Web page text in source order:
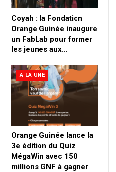
Coyah : la Fondation
Orange Guinée inaugure
un FabLab pour former
les jeunes aux…
A LA UNE
Orange Guinée lance la
3e édition du Quiz
MégaWin avec 150
millions GNF à gagner